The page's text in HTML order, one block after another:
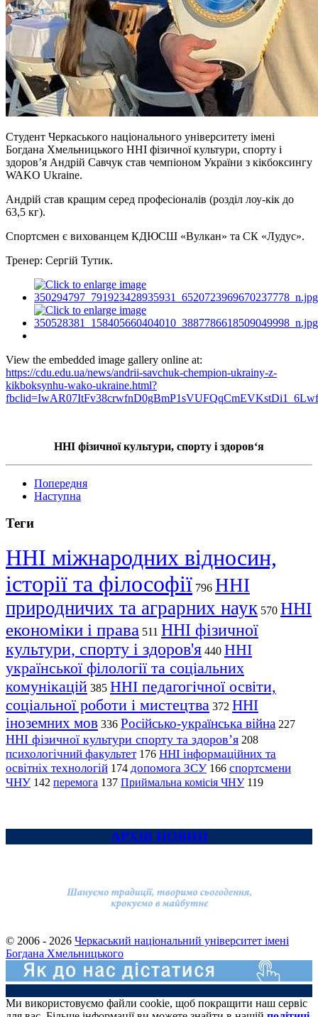
Студент Черкаського національного університету імені
Богдана Хмельницького ННІ фізичної культури, спорту і
здоров’я Андрій Савчук став чемпіоном України з кікбоксингу
WAKO Ukraine.
Андрій став кращим серед професіоналів (розділ лоу-кік до
63,5 кг).
Спортсмен є вихованцем КДЮСШ «Вулкан» та СК «Лудус».
Тренер: Сергій Тутик.
View the embedded image gallery online at:
https://cdu.edu.ua/news/andrii-savchuk-chempion-ukrainy-z-
kikboksynhu-wako-ukraine.html?
ННІ фізичної культури, спорту і здоров‘я
Попередня
Наступна
Теги
ННІ міжнародних відносин,
історії та філософії 796 ННІ
природничих та аграрних наук 570 ННІ
економіки і права 511 ННІ фізичної
культури, спорту і здоров'я 440 ННІ
української філології та соціальних
комунікацій 385 ННІ педагогічної освіти,
соціальної роботи і мистецтва 372 ННІ
іноземних мов 336 Російсько-українська війна 227
ННІ фізичної культури спорту та здоров’я 208
психологічний факультет 176 ННІ інформаційних та
освітніх технологій 174 допомога ЗСУ 166 спортсмени
ЧНУ 142 перемога 137 Приймальна комісія ЧНУ 119
АРХІВ НОВИН
© 2006 - 2026 Черкаський національний університет імені
Богдана Хмельницького
Ми використовуємо файли cookie, щоб покращити наш сервіс